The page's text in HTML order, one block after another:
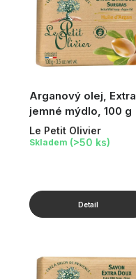
Arganový olej, Extra
jemné mýdlo, 100 g
Le Petit Olivier
Skladem (>50 ks)